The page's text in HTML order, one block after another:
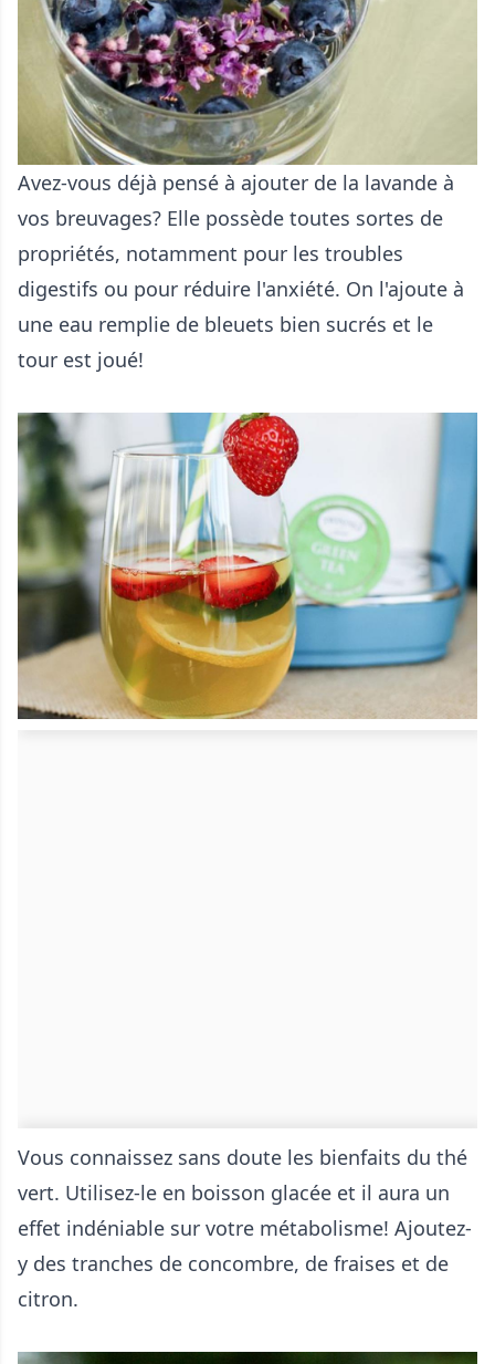
Avez-vous déjà pensé à ajouter de la lavande à
vos breuvages? Elle possède toutes sortes de
propriétés, notamment pour les troubles
digestifs ou pour réduire l'anxiété. On l'ajoute à
une eau remplie de bleuets bien sucrés et le
tour est joué!
Vous connaissez sans doute les bienfaits du thé
vert. Utilisez-le en boisson glacée et il aura un
effet indéniable sur votre métabolisme! Ajoutez-
y des tranches de concombre, de fraises et de
citron.